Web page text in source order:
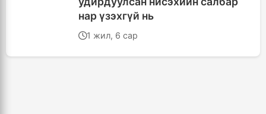
нар үзэхгүй нь
1 жил, 6 сар